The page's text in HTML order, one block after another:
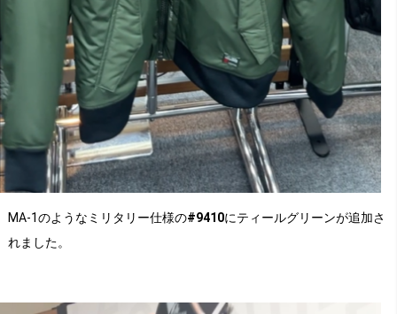
MA-1のようなミリタリー仕様の#9410にティールグリーンが追加さ
れました。